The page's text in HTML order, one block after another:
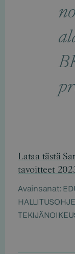
Lataa tästä
tavoitteet
Avainsanat: